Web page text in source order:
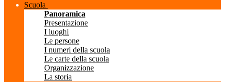
Scuola
Panoramica
Presentazione
I luoghi
Le persone
I numeri della scuola
Le carte della scuola
Organizzazione
La storia